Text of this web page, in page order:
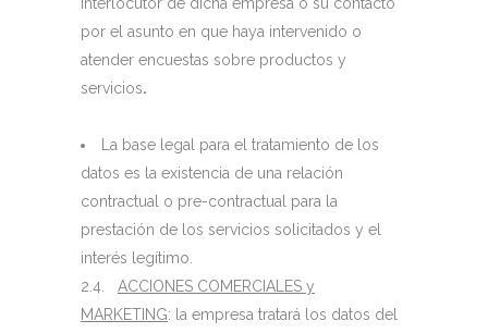
por el asunto en que haya intervenido o
atender encuestas sobre productos y
servicios.
La base legal para el tratamiento de los
datos es la existencia de una relación
contractual o pre-contractual para la
prestación de los servicios solicitados y el
interés legítimo.
2.4. ACCIONES COMERCIALES y
MARKETING: la empresa tratará los datos del